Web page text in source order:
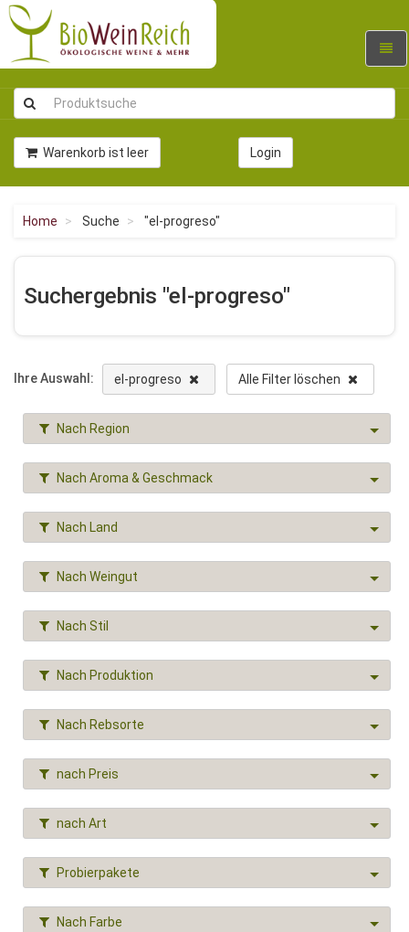
Warenkorb ist leer Login
Home Suche "el-progreso"
Suchergebnis "el-progreso"
Ihre Auswahl: el-progreso Alle Filter löschen
Nach Region
Nach Aroma & Geschmack
Nach Land
Nach Weingut
Nach Stil
Nach Produktion
Nach Rebsorte
nach Preis
nach Art
Probierpakete
Nach Farbe